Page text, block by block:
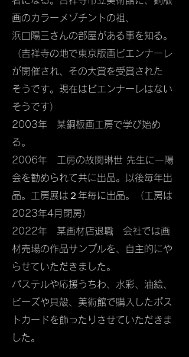
画のカラーメゾチントの祖、
浜口陽三さんの部屋がある事を知る。
（吉祥寺の地で東京版画ビエンナーレ
が開催され、その大賞を受賞された
そうです。現在はビエンナーレはない
そうです）
2003年 某銅板画工房で学び始め
る。
2006年 工房の故関琳世 先生に一陽
会を勧められて共に出品。以後毎年出
品。工房展は２年毎に出品。（工房は
2023年4月閉房）
2022年 某画材店退職 会社では画
材売場の作品サンプルを、自主的にや
らせていただきました。
パステルや応援うちわ、水彩、油絵、
ビーズや貝殻、美術館で購入したポス
トカードを飾ったりさせていただきま
した。